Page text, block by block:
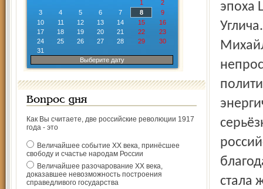
1
2
3
4 5 6 7 8
9
10
11 12 13 14 15
16
17
18 19 20 21 22
23
24
25 26 27 28 29
30
31
Выберите дату
Вопрос дня
Как Вы считаете, две российские революции 1917
года - это
Величайшее событие ХХ века, принёсшее
свободу и счастье народам России
Величайшее разочарование ХХ века,
доказавшее невозможность построения
справедливого государства
эпоха
стала